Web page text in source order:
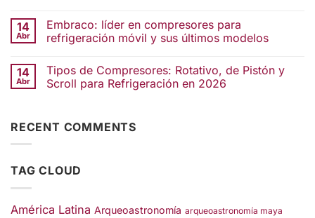
14
Abr
Embraco: líder en compresores para
refrigeración móvil y sus últimos modelos
14
Abr
Tipos de Compresores: Rotativo, de Pistón y
Scroll para Refrigeración en 2026
RECENT COMMENTS
TAG CLOUD
América Latina Arqueoastronomía arqueoastronomía maya